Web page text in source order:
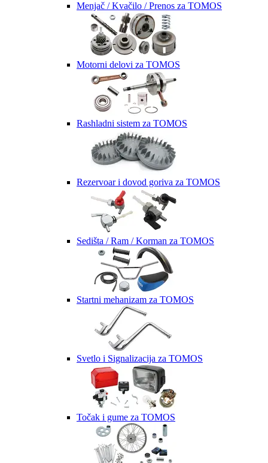
Menjač / Kvačilo / Prenos za TOMOS
Motorni delovi za TOMOS
Rashladni sistem za TOMOS
Rezervoar i dovod goriva za TOMOS
Sedišta / Ram / Korman za TOMOS
Startni mehanizam za TOMOS
Svetlo i Signalizacija za TOMOS
Točak i gume za TOMOS